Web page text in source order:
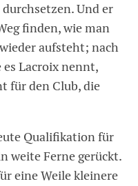
Und er
finden, wie man
aufsteht; nach
es Lacroix nennt,
für den Club, die
Qualifikation für
weite Ferne gerückt.
eine Weile kleinere